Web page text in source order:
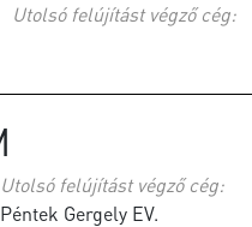
Utolsó felújítást végző cég:
Utolsó felújítást végző cég:
Péntek Gergely EV.